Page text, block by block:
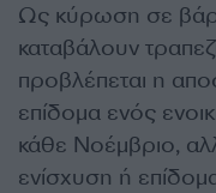
Ως κύρωση σε
καταβάλουν
προβλέπεται η
επίδομα ενός
κάθε Νοέμβριο,
ενίσχυση ή